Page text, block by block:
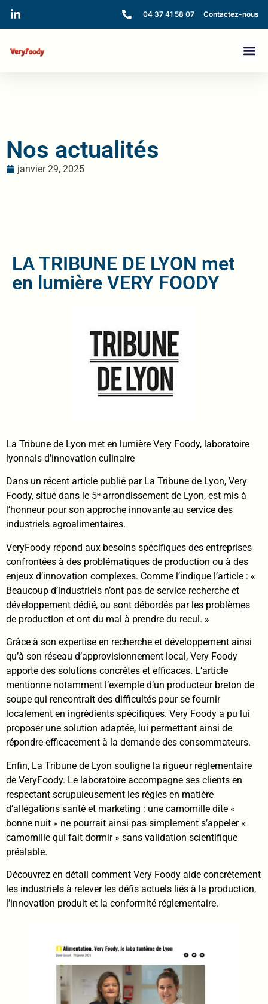
04 37 41 58 07 Contactez-nous
Nos actualités
janvier 29, 2025
LA TRIBUNE DE LYON met
en lumière VERY FOODY
La Tribune de Lyon met en lumière Very Foody, laboratoire
lyonnais d’innovation culinaire
Dans un récent article publié par La Tribune de Lyon, Very
Foody, situé dans le 5ᵉ arrondissement de Lyon, est mis à
l’honneur pour son approche innovante au service des
industriels agroalimentaires.
VeryFoody répond aux besoins spécifiques des entreprises
confrontées à des problématiques de production ou à des
enjeux d’innovation complexes. Comme l’indique l’article : «
Beaucoup d’industriels n’ont pas de service recherche et
développement dédié, ou sont débordés par les problèmes
de production et ont du mal à prendre du recul. »
Grâce à son expertise en recherche et développement ainsi
qu’à son réseau d’approvisionnement local, Very Foody
apporte des solutions concrètes et efficaces. L’article
mentionne notamment l’exemple d’un producteur breton de
soupe qui rencontrait des difficultés pour se fournir
localement en ingrédients spécifiques. Very Foody a pu lui
proposer une solution adaptée, lui permettant ainsi de
répondre efficacement à la demande des consommateurs.
Enfin, La Tribune de Lyon souligne la rigueur réglementaire
de VeryFoody. Le laboratoire accompagne ses clients en
respectant scrupuleusement les règles en matière
d’allégations santé et marketing : une camomille dite «
bonne nuit » ne pourrait ainsi pas simplement s’appeler «
camomille qui fait dormir » sans validation scientifique
préalable.
Découvrez en détail comment Very Foody aide concrètement
les industriels à relever les défis actuels liés à la production,
l’innovation produit et la conformité réglementaire.